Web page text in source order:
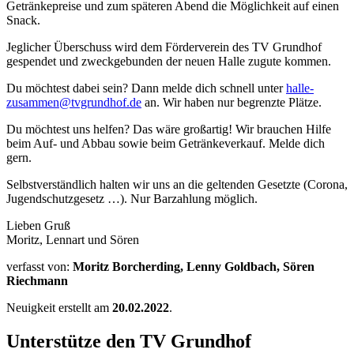
Getränkepreise und zum späteren Abend die Möglichkeit auf einen
Snack.
Jeglicher Überschuss wird dem Förderverein des TV Grundhof
gespendet und zweckgebunden der neuen Halle zugute kommen.
Du möchtest dabei sein? Dann melde dich schnell unterhalle-
zusammen@tvgrundhof.de an. Wir haben nur begrenzte Plätze.
Du möchtest uns helfen? Das wäre großartig! Wir brauchen Hilfe
beim Auf- und Abbau sowie beim Getränkeverkauf. Melde dich
gern.
Selbstverständlich halten wir uns an die geltenden Gesetzte (Corona,
Jugendschutzgesetz …). Nur Barzahlung möglich.
Lieben Gruß
Moritz, Lennart und Sören
verfasst von: Moritz Borcherding, Lenny Goldbach, Sören
Riechmann
Neuigkeit erstellt am 20.02.2022.
Unterstütze den TV Grundhof